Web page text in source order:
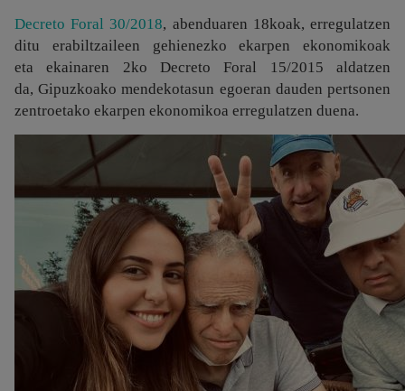
Decreto Foral 30/2018, abenduaren 18koak, erregulatzen
ditu erabiltzaileen gehienezko ekarpen ekonomikoak
eta ekainaren 2ko Decreto Foral 15/2015 aldatzen
da, Gipuzkoako mendekotasun egoeran dauden pertsonen
zentroetako ekarpen ekonomikoa erregulatzen duena.